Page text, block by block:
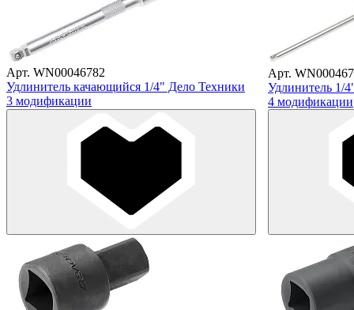
Арт. WN00046782
Удлинитель качающийся 1/4" Дело Техники
3 модификации
Арт.
Удлинитель 1/
4 модификации